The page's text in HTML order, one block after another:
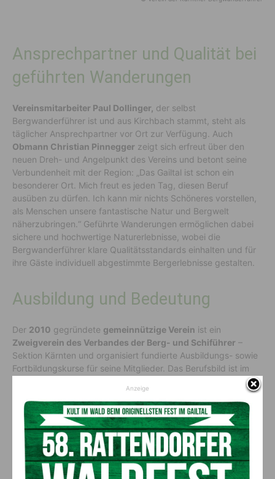
Ansprechpartner und Qualität bei
geführten Wanderungen
Vereinsmitarbeiter Paul Dollinger, der selbst
Bergwanderführer ist und aus Kirchbach stammt, steht als
täglicher Ansprechpartner vor Ort zur Verfügung. Auch
Obmann Christian Pinnegger zeigt sich erfreut über den
neuen Dreh- und Angelpunkt des Vereins und betont seine
Verbundenheit mit der Region: „Das Gailtal ist schon ein
besonderer Ort. Mich freut es jeden Tag, diesen Beruf
ausüben zu dürfen. Ich kann mir nichts Schöneres vorstellen,
als Menschen unsere fantastische Natur und Bergwelt
näherzubringen.“ Geführte Wanderungen ermöglichen dabei
sichere und hochwertige Naturerlebnisse, wobei die
Bergwanderführer klare Qualitätsstandards einhalten und für
ihre Gäste individuell abgestimmte Bergerlebnisse gestalten.
Ausbildung und Bedeutung
Der 2010 gegründete gemeinnützige Verein ist ein
Zweigverein des Verbandes der Berg- und Schiführer –
Sektion Kärnten und organisiert fundierte Ausbildungs- sowie
Fortbildungskurse für seine Mitglieder. Das Berufsbild ist im
Kärntner Berg- und Schiführergesetz klar geregelt. Für die
Autorisierung sind unter anderemTourenplanung,
Orientierungim Gelände, dersichere Umgang mit alpinen
Gefahren,
umfassendeOrtskenntnissesowiefundiertes
Erste-Hilfe-Wissenerforderlich. Diese hohen
Qualitätsstandards machen den Verein zu einem zentralen
Ansprechpartner für Regionen, Tourismusverbände und
Organisationen, die Informationen rund um das Bergwandern
Anzeige